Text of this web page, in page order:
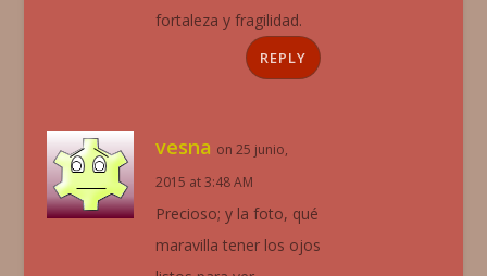
fortaleza y fragilidad.
REPLY
vesna on 25 junio,
2015 at 3:48 AM
Precioso; y la foto, qué
maravilla tener los ojos